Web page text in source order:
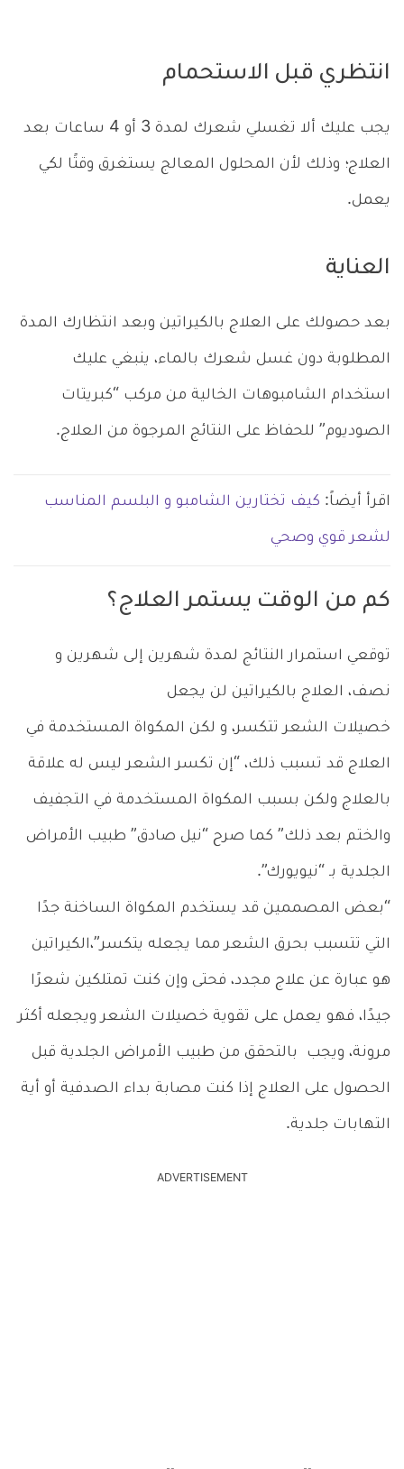
انتظري قبل الاستحمام
يجب عليك ألا تغسلي شعرك لمدة 3 أو 4 ساعات بعد
العلاج؛ وذلك لأن المحلول المعالج يستغرق وقتًا لكي
يعمل.
العناية
بعد حصولك على العلاج بالكيراتين وبعد انتظارك المدة
المطلوبة دون غسل شعرك بالماء، ينبغي عليك
استخدام الشامبوهات الخالية من مركب “كبريتات
الصوديوم” للحفاظ على النتائج المرجوة من العلاج.
اقرأ أيضاً: كيف تختارين الشامبو و البلسم المناسب
لشعر قوي وصحي
كم من الوقت يستمر العلاج؟
توقعي استمرار النتائج لمدة شهرين إلى شهرين و
نصف، العلاج بالكيراتين لن يجعل
خصيلات الشعر تتكسر، و لكن المكواة المستخدمة في
العلاج قد تسبب ذلك، “إن تكسر الشعر ليس له علاقة
بالعلاج ولكن بسبب المكواة المستخدمة في التجفيف
والختم بعد ذلك” كما صرح “نيل صادق” طبيب الأمراض
الجلدية بـ “نيويورك”.
“بعض المصممين قد يستخدم المكواة الساخنة جدًا
التي تتسبب بحرق الشعر مما يجعله يتكسر”،الكيراتين
هو عبارة عن علاج مجدد، فحتى وإن كنت تمتلكين شعرًا
جيدًا، فهو يعمل على تقوية خصيلات الشعر ويجعله أكثر
مرونة، ويجب بالتحقق من طبيب الأمراض الجلدية قبل
الحصول على العلاج إذا كنت مصابة بداء الصدفية أو أية
التهابات جلدية.
ADVERTISEMENT